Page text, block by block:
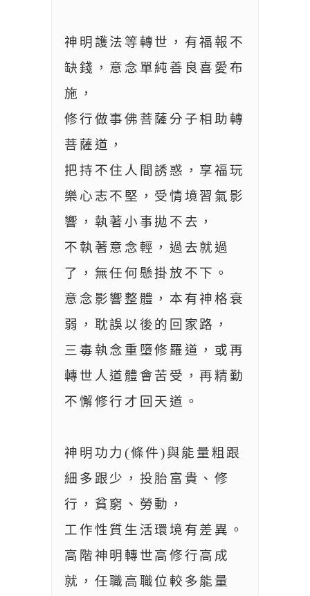
神明護法等轉世，有福報不
缺錢，意念單純善良喜愛布
施，
修行做事佛菩薩分子相助轉
菩薩道，
把持不住人間誘惑，享福玩
樂心志不堅，受情境習氣影
響，執著小事拋不去，
不執著意念輕，過去就過
了，無任何懸掛放不下。
意念影響整體，本有神格衰
弱，耽誤以後的回家路，
三毒執念重墮修羅道，或再
轉世人道體會苦受，再精勤
不懈修行才回天道。
神明功力(條件)與能量粗跟
細多跟少，投胎富貴、修
行，貧窮、勞動，
工作性質生活環境有差異。
高階神明轉世高修行高成
就，任職高職位較多能量